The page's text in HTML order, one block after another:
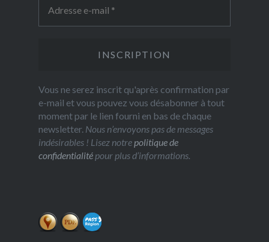
Vous ne serez inscrit qu'après confirmation par
e-mail et vous pouvez vous désabonner à tout
moment par le lien fourni en bas de chaque
newsletter. Nous n’envoyons pas de messages
indésirables ! Lisez notrepolitique de
confidentialitépour plus d’informations.